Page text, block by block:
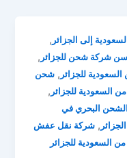
إلى الجزائر ,
شركة شحن للجزائر ,
للجزائر ,شحن
السعودية للجزائر ,
البحري في
,شركة نقل عفش
السعودية للجزائر